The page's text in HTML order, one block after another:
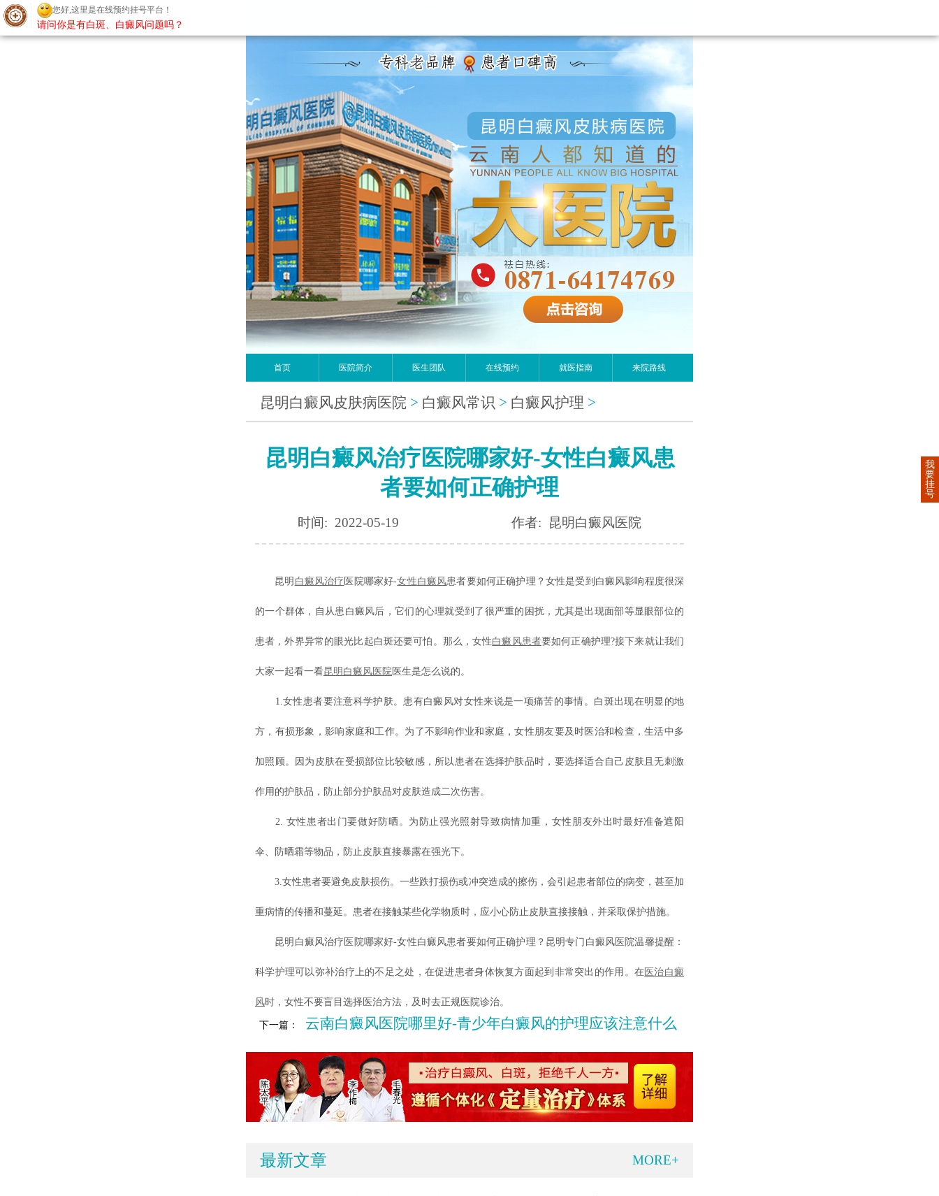
首页 医院简介 医生团队 在线预约 就医指南 来院路线
昆明白癜风皮肤病医院 > 白癜风常识 > 白癜风护理 >
昆明白癜风治疗医院哪家好-女性白癜风患
者要如何正确护理
时间: 2022-05-19 作者: 昆明白癜风医院
昆明 白癜风治疗 医院哪家好-女性白癜风患者要如何正确护理？女性是受到白癜风影响程度很深
的一个群体，自从患白癜风后，它们的心理就受到了很严重的困扰，尤其是出现面部等显眼部位的
患者，外界异常的眼光比起白斑还要可怕。那么，女性白癜风患者要如何正确护理?接下来就让我们
大家一起看一看昆明白癜风医院 医生是怎么说的。
1.女性患者要注意科学护肤。患有白癜风对女性来说是一项痛苦的事情。白斑出现在明显的地
方，有损形象，影响家庭和工作。为了不影响作业和家庭，女性朋友要及时医治和检查，生活中多
加照顾。因为皮肤在受损部位比较敏感，所以患者在选择护肤品时，要选择适合自己皮肤且无刺激
作用的护肤品，防止部分护肤品对皮肤造成二次伤害。
2. 女性患者出门要做好防晒。为防止强光照射导致病情加重，女性朋友外出时最好准备遮阳
伞、防晒霜等物品，防止皮肤直接暴露在强光下。
3.女性患者要避免皮肤损伤。一些跌打损伤或冲突造成的擦伤，会引起患者部位的病变，甚至加
重病情的传播和蔓延。患者在接触某些化学物质时，应小心防止皮肤直接接触，并采取保护措施。
昆明白癜风治疗医院哪家好-女性白癜风患者要如何正确护理？昆明专门白癜风医院温馨提醒：
科学护理可以弥补治疗上的不足之处，在促进患者身体恢复方面起到非常突出的作用。在 医治白癜
风时，女性不要盲目选择医治方法，及时去正规医院诊治。
下一篇： 云南白癜风医院哪里好-青少年白癜风的护理应该注意什么
最新文章 MORE+
我
要
挂
号
您好,这里是在线预约挂号平台！
请问你是有白斑、白癜风问题吗？